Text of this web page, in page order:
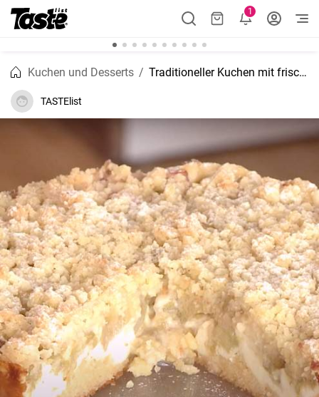
1
Kuchen und Desserts Traditioneller Kuchen mit frischem Rhabarber
TASTElist